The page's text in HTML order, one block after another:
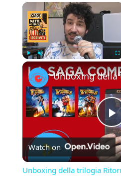
×
Watch on
Unboxing della trilogia